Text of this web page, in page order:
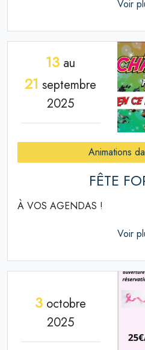
Voir
13 au
21 septembre
2025
Animations
FÊTE
À VOS AGENDAS !
Voir
3 octobre
2025